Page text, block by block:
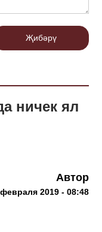
Җибәрү
ничек ял
Автор
2019 - 08:48